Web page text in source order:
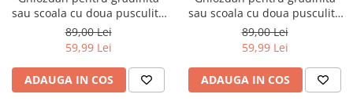
sau scoala cu doua pusculite
atasate ZY-25127albastru
89,00 Lei
59,99 Lei
ADAUGA IN COS
sau scoala cu doua pusculite
atasate ZY-25127gri
89,00 Lei
59,99 Lei
ADAUGA IN COS